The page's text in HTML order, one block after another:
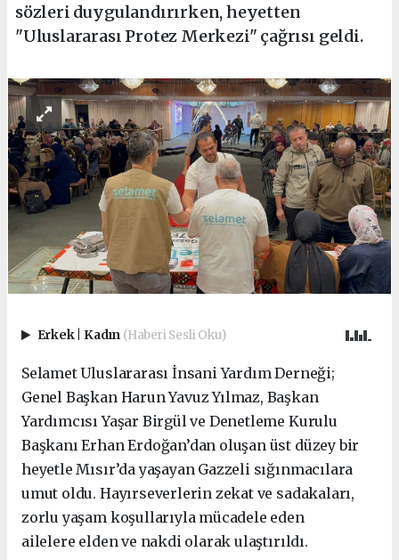
sözleri duygulandırırken, heyetten
"Uluslararası Protez Merkezi" çağrısı geldi.
Erkek Kadın (Haberi Sesli Oku)
Selamet Uluslararası İnsani Yardım Derneği;
Genel Başkan Harun Yavuz Yılmaz, Başkan
Yardımcısı Yaşar Birgül ve Denetleme Kurulu
Başkanı Erhan Erdoğan’dan oluşan üst düzey bir
heyetle Mısır’da yaşayan Gazzeli sığınmacılara
umut oldu. Hayırseverlerin zekat ve sadakaları,
zorlu yaşam koşullarıyla mücadele eden
ailelere elden ve nakdi olarak ulaştırıldı.